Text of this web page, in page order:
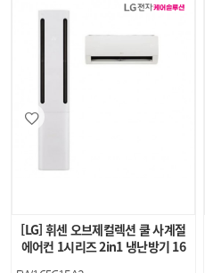
[LG] 휘센 오브제컬렉션 쿨 사계절
에어컨 1시리즈 2in1 냉난방기 16